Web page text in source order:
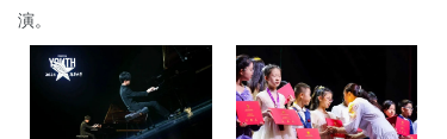
演。